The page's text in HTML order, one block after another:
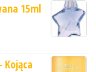
15ml
Kojąca